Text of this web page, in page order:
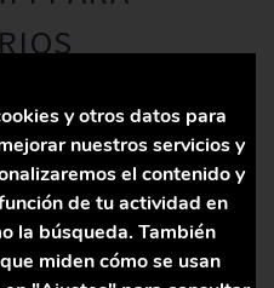
atención al cliente y es por
para…
y otros datos para
nuestros servicios y
el contenido y
de tu actividad en
la búsqueda. También
miden cómo se usan